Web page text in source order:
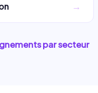
→
par secteur